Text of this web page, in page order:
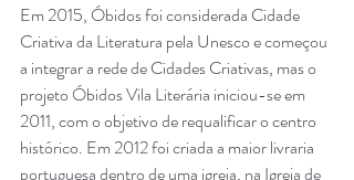
Em 2015, Óbidos foi considerada Cidade
Criativa da Literatura pela Unesco e começou
a integrar a rede de Cidades Criativas, mas o
projeto Óbidos Vila Literária iniciou-se em
2011, com o objetivo de requalificar o centro
histórico. Em 2012 foi criada a maior livraria
portuguesa dentro de uma igreja, na Igreja de